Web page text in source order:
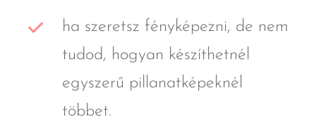
ha szeretsz fényképezni, de nem
tudod, hogyan készíthetnél
egyszerű pillanatképeknél
többet.